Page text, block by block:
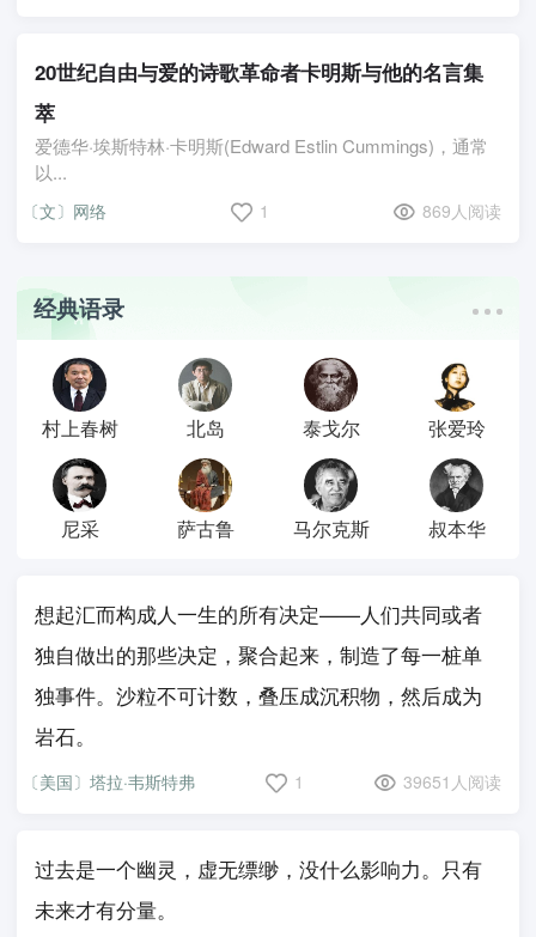
20世纪自由与爱的诗歌革命者卡明斯与他的名言集
萃
爱德华·埃斯特林·卡明斯(Edward Estlin Cummings)，通常
以...
〔文〕网络 1 869人阅读
经典语录
村上春树 北岛 泰戈尔 张爱玲
尼采 萨古鲁 马尔克斯 叔本华
想起汇而构成人一生的所有决定——人们共同或者
独自做出的那些决定，聚合起来，制造了每一桩单
独事件。沙粒不可计数，叠压成沉积物，然后成为
岩石。
〔美国〕塔拉·韦斯特弗 1 39651人阅读
过去是一个幽灵，虚无缥缈，没什么影响力。只有
未来才有分量。